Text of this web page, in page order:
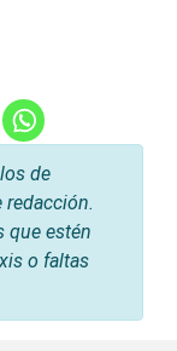
de
que estén
o faltas